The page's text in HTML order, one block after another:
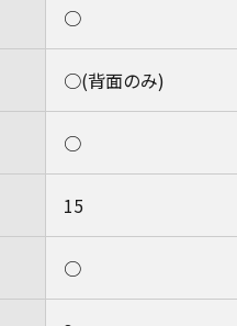
○
○(背面のみ)
○
15
○